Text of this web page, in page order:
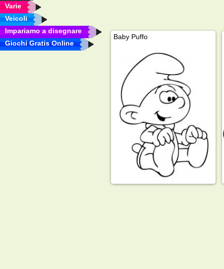
Varie
Veicoli
Impariamo a disegnare
Giochi Gratis Online
Baby Puffo